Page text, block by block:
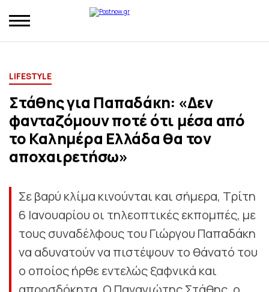
LIFESTYLE
Στάθης για Παπαδάκη: «Δεν
φανταζόμουν ποτέ ότι μέσα από
το Καλημέρα Ελλάδα θα τον
αποχαιρετήσω»
Σε βαρύ κλίμα κινούνται και σήμερα, Τρίτη
6 Ιανουαρίου οι τηλεοπτικές εκπομπές, με
τους συναδέλφους του Γιώργου Παπαδάκη
να αδυνατούν να πιστέψουν το θάνατό του
ο οποίος ήρθε εντελώς ξαφνικά και